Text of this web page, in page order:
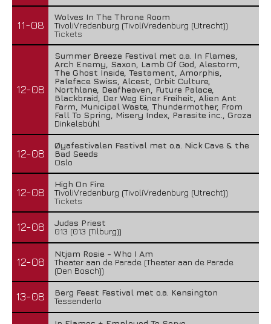
11-08
Wolves In The Throne Room
TivoliVredenburg (TivoliVredenburg (Utrecht))
Tickets
12-08
Summer Breeze Festival met o.a. In Flames,
Arch Enemy, Saxon, Lamb Of God, Alestorm,
The Ghost Inside, Testament, Amorphis,
Paleface Swiss, Alcest, Orbit Culture,
Northlane, Deafheaven, Future Palace,
Blackbraid, Der Weg Einer Freiheit, Alien Ant
Farm, Municipal Waste, Thundermother, From
Fall To Spring, Misery Index, Parasite inc., Groza
Dinkelsbühl
12-08
Øyafestivalen Festival met o.a. Nick Cave & the
Bad Seeds
Oslo
12-08
High On Fire
TivoliVredenburg (TivoliVredenburg (Utrecht))
Tickets
12-08
Judas Priest
013 (013 (Tilburg))
12-08
Ntjam Rosie - Who I Am
Theater aan de Parade (Theater aan de Parade
(Den Bosch))
13-08
Berg Feest Festival met o.a. Kensington
Tessenderlo